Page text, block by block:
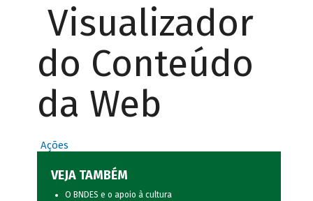
Visualizador
do Conteúdo
da Web
Ações
VEJA TAMBÉM
O BNDES e o apoio à cultura